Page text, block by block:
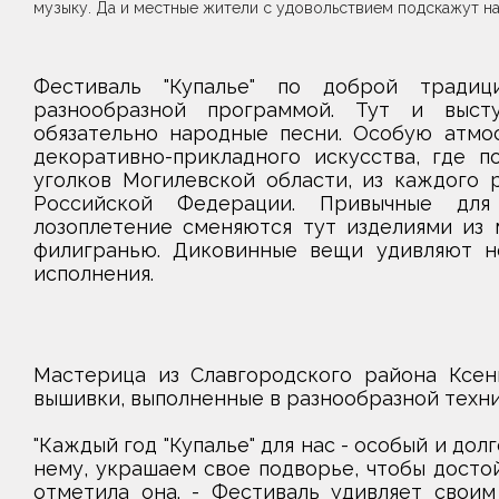
музыку. Да и местные жители с удовольствием подскажут
Фестиваль "Купалье" по доброй
разнообразной программой. Тут и
обязательно народные песни. Особую
декоративно-прикладного искусства, где
уголков Могилевской области, из
Российской Федерации. Привычные
лозоплетение сменяются тут изделиями
филигранью. Диковинные вещи удивляют
исполнения.
Мастерица из Славгородского района
вышивки, выполненные в разнообразной
"Каждый год "Купалье" для нас - особый и
нему, украшаем свое подворье, чтобы
отметила она. - Фестиваль удивляет